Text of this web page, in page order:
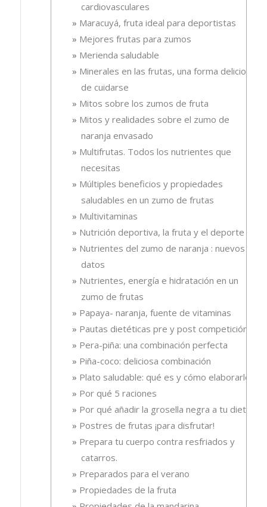
cardiovasculares
Maracuyá, fruta ideal para deportistas
Mejores frutas para zumos
Merienda saludable
Minerales en las frutas, una forma deliciosa
de cuidarse
Mitos sobre los zumos de fruta
Mitos y realidades sobre el zumo de
naranja envasado
Multifrutas. Todos los nutrientes que
necesitas
Múltiples beneficios y propiedades
saludables en un zumo de frutas
Multivitaminas
Nutrición deportiva, la fruta y el deporte
Nutrientes del zumo de naranja : nuevos
datos
Nutrientes, energía e hidratación en un
zumo de frutas
Papaya- naranja, fuente de vitaminas
Pautas dietéticas pre y post competición
Pera-piña: una combinación perfecta
Piña-coco: deliciosa combinación
Plato saludable: qué es y cómo elaborarlo
Por qué 5 raciones
Por qué añadir la grosella negra a tu dieta
Postres de frutas ¡para disfrutar!
Prepara tu cuerpo contra resfriados y
catarros.
Preparados para el verano
Propiedades de la fruta